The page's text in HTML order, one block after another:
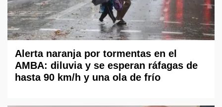
Alerta naranja por tormentas en el
AMBA: diluvia y se esperan ráfagas de
hasta 90 km/h y una ola de frío